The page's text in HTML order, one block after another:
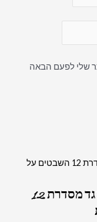
שלי לפעם הבאה
2748 – תמונה של של שבט גד מסדרת 12